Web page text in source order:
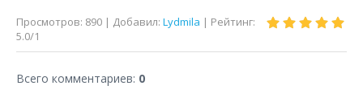
Просмотров: 890 | Добавил: Lydmila | Рейтинг:
5.0/1
Всего комментариев: 0